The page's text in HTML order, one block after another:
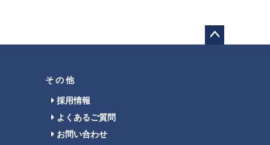
その他
採用情報
よくあるご質問
お問い合わせ